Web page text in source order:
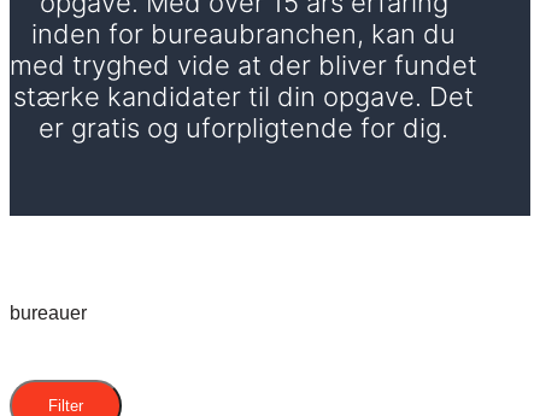
inden for bureaubranchen, kan du
med tryghed vide at der bliver fundet
stærke kandidater til din opgave. Det
er gratis og uforpligtende for dig.
bureauer
Filter